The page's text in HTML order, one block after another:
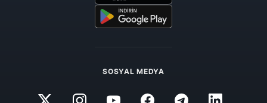
SOSYAL MEDYA